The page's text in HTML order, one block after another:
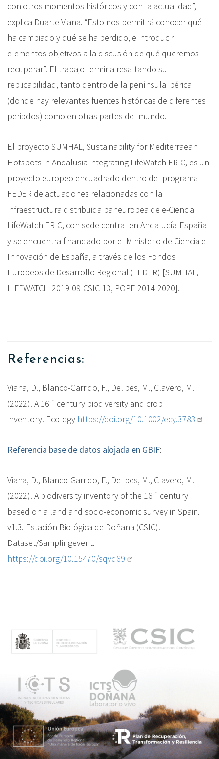
con otros momentos históricos y con la actualidad”,
explica Duarte Viana. “Esto nos permitirá conocer qué
ha cambiado y qué se ha perdido, e introducir
elementos objetivos a la discusión de qué queremos
recuperar”. El trabajo termina resaltando su
replicabilidad, tanto dentro de la península ibérica
(donde hay relevantes fuentes históricas de diferentes
periodos) como en otras partes del mundo.
El proyecto SUMHAL, Sustainability for Mediterraean
Hotspots in Andalusia integrating LifeWatch ERIC, es un
proyecto europeo encuadrado dentro del programa
FEDER de actuaciones relacionadas con la
infraestructura distribuida paneuropea de e-Ciencia
LifeWatch ERIC, con sede central en Andalucía-España
y se encuentra financiado por el Ministerio de Ciencia e
Innovación de España, a través de los Fondos
Europeos de Desarrollo Regional (FEDER) [SUMHAL,
LIFEWATCH-2019-09-CSIC-13, POPE 2014-2020].
Referencias:
Viana, D., Blanco-Garrido, F., Delibes, M., Clavero, M.
(2022). A 16th century biodiversity and crop
inventory. Ecology https://doi.org/10.1002/ecy.3783
Referencia base de datos alojada en GBIF:
Viana, D., Blanco-Garrido, F., Delibes, M., Clavero, M.
(2022). A biodiversity inventory of the 16th century
based on a land and socio-economic survey in Spain.
v1.3. Estación Biológica de Doñana (CSIC).
Dataset/Samplingevent.
https://doi.org/10.15470/sqvd69
e
n
ú
p
r
i
n
c